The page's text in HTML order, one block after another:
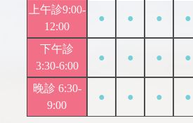
上午診9:00-
12:00
● ● ● ●
下午診
3:30-6:00
● ● ● ●
晚診 6:30-
9:00
● ● ● ●